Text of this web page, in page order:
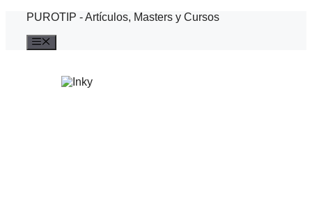
Saltar
contenido
PUROTIP - Artículos, Masters y Cursos